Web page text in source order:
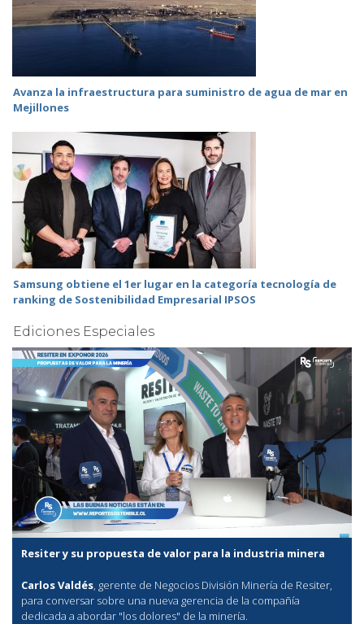
Avanza la infraestructura para suministro de agua de mar en
Mejillones
Samsung obtiene el 1er lugar en la categoría tecnología de
ranking de Sostenibilidad Empresarial IPSOS
Ediciones Especiales
Resiter y su propuesta de valor para la industria minera
Carlos Valdés, gerente de Negocios División Minería de Resiter,
para conversar sobre una nueva gerencia de la compañía
dedicada a abordar "los dolores" de la minería.